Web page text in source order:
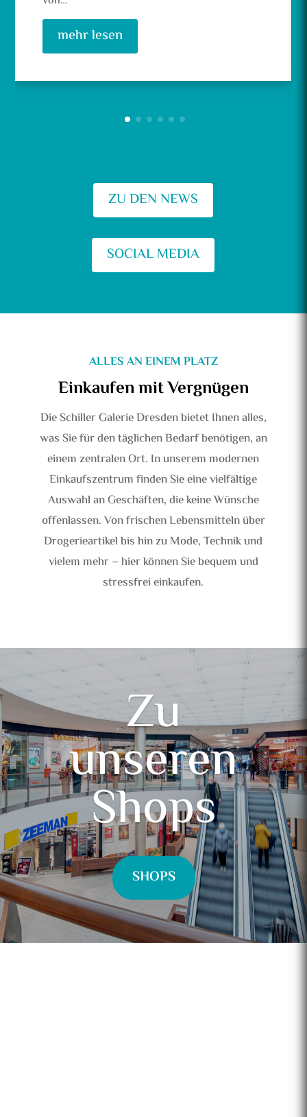
mehr lesen
ZU DEN NEWS
SOCIAL MEDIA
ALLES AN EINEM PLATZ
Einkaufen mit Vergnügen
Die Schiller Galerie Dresden bietet Ihnen alles,
was Sie für den täglichen Bedarf benötigen, an
einem zentralen Ort. In unserem modernen
Einkaufszentrum finden Sie eine vielfältige
Auswahl an Geschäften, die keine Wünsche
offenlassen. Von frischen Lebensmitteln über
Drogerieartikel bis hin zu Mode, Technik und
vielem mehr – hier können Sie bequem und
stressfrei einkaufen.
Zu
unseren
Shops
SHOPS